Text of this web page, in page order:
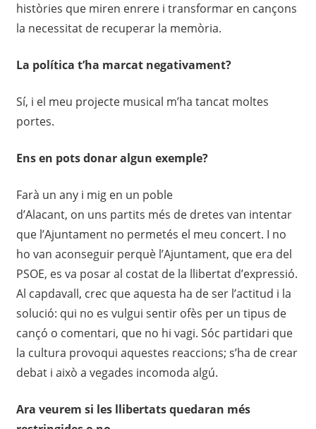
històries que miren enrere i transformar en cançons
la necessitat de recuperar la memòria.
La política t’ha marcatnegativament?
Sí, i el meu projecte musical m’ha tancatmoltes
portes.
Ens en pots donar algun exemple?
Farà un any i mig en un poble
d’Alacant, on uns partits més de dretes van intentar
que l’Ajuntament no permetés el meu concert. I no
ho van aconseguir perquè l’Ajuntament, que era del
PSOE, es va posar al costat de la llibertat d’expressió.
Al capdavall, crec que aquesta ha de ser l’actitud i la
solució: qui no es vulgui sentir ofès per un tipus de
cançó o comentari, que no hi vagi. Sóc partidari que
la cultura provoqui aquestes reaccions; s’ha de crear
debat i això a vegades incomoda algú.
Ara veurem si les llibertats quedaran més